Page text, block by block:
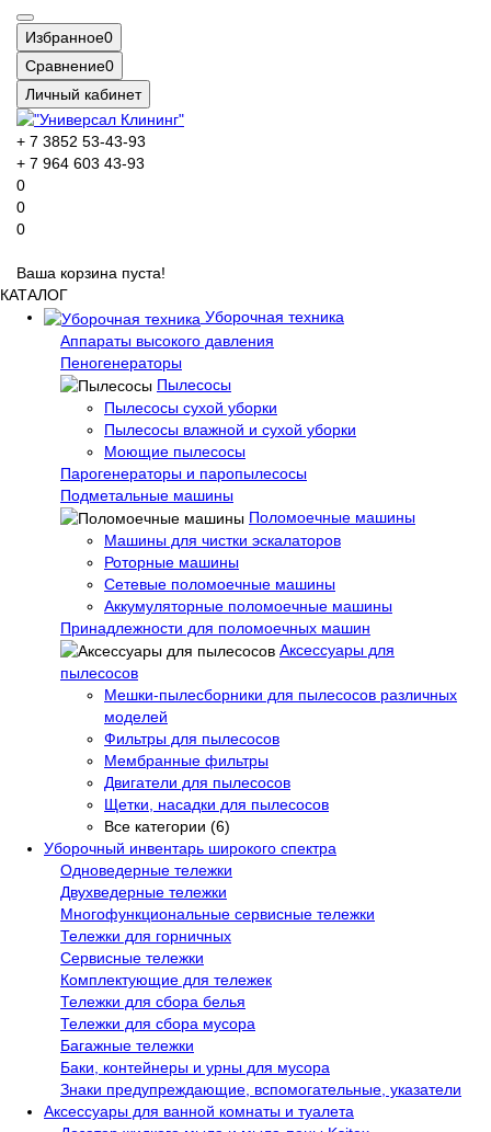
Избранное0
Сравнение0
Личный кабинет
+ 7 3852 53-43-93
+ 7 964 603 43-93
0
0
0
Ваша корзина пуста!
КАТАЛОГ
Уборочная техника
Аппараты высокого давления
Пеногенераторы
Пылесосы
Пылесосы сухой уборки
Пылесосы влажной и сухой уборки
Моющие пылесосы
Парогенераторы и паропылесосы
Подметальные машины
Поломоечные машины
Машины для чистки эскалаторов
Роторные машины
Сетевые поломоечные машины
Аккумуляторные поломоечные машины
Принадлежности для поломоечных машин
Аксессуары для
пылесосов
Мешки-пылесборники для пылесосов различных
моделей
Фильтры для пылесосов
Мембранные фильтры
Двигатели для пылесосов
Щетки, насадки для пылесосов
Все категории (6)
Уборочный инвентарь широкого спектра
Одноведерные тележки
Двухведерные тележки
Многофункциональные сервисные тележки
Тележки для горничных
Сервисные тележки
Комплектующие для тележек
Тележки для сбора белья
Тележки для сбора мусора
Багажные тележки
Баки, контейнеры и урны для мусора
Знаки предупреждающие, вспомогательные, указатели
Аксессуары для ванной комнаты и туалета